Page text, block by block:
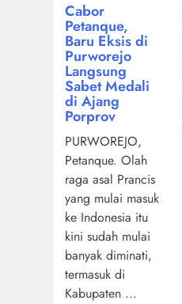
Cabor
Petanque,
Baru Eksis di
Purworejo
Langsung
Sabet Medali
di Ajang
Porprov
PURWOREJO,
Petanque. Olah
raga asal Prancis
yang mulai masuk
ke Indonesia itu
kini sudah mulai
banyak diminati,
termasuk di
Kabupaten ...